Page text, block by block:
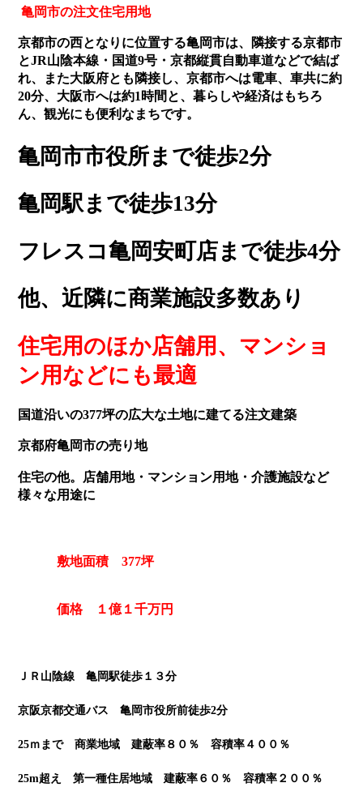
亀岡市の注文住宅用地
京都市の西となりに位置する亀岡市は、隣接する京都市
とJR山陰本線・国道9号・京都縦貫自動車道などで結ば
れ、また大阪府とも隣接し、京都市へは電車、車共に約
20分、大阪市へは約1時間と、暮らしや経済はもちろ
ん、観光にも便利なまちです。
亀岡市市役所まで徒歩2分
亀岡駅まで徒歩13分
フレスコ亀岡安町店まで徒歩4分
他、近隣に商業施設多数あり
住宅用のほか店舗用、マンショ
ン用などにも最適
国道沿いの377坪の広大な土地に建てる注文建築
京都府亀岡市の売り地
住宅の他。店舗用地・マンション用地・介護施設など
様々な用途に
敷地面積 377坪
価格 １億１千万円
ＪＲ山陰線 亀岡駅徒歩１３分
京阪京都交通バス 亀岡市役所前徒歩2分
25ｍまで 商業地域 建蔽率８０％ 容積率４００％
25m超え 第一種住居地域 建蔽率６０％ 容積率２００％